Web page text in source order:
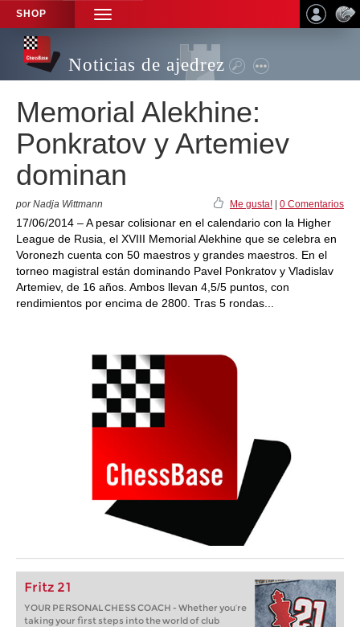
SHOP
TOGGLE
NAVIGATION
Noticias de ajedrez
Memorial Alekhine:
Ponkratov y Artemiev
dominan
por Nadja Wittmann Me gusta! 0 Comentarios
17/06/2014 – A pesar colisionar en el calendario con la Higher
League de Rusia, el XVIII Memorial Alekhine que se celebra en
Voronezh cuenta con 50 maestros y grandes maestros. En el
torneo magistral están dominando Pavel Ponkratov y Vladislav
Artemiev, de 16 años. Ambos llevan 4,5/5 puntos, con
rendimientos por encima de 2800. Tras 5 rondas...
Fritz 21
YOUR PERSONAL CHESS COACH - Whether you’re
taking your first steps into the world of club